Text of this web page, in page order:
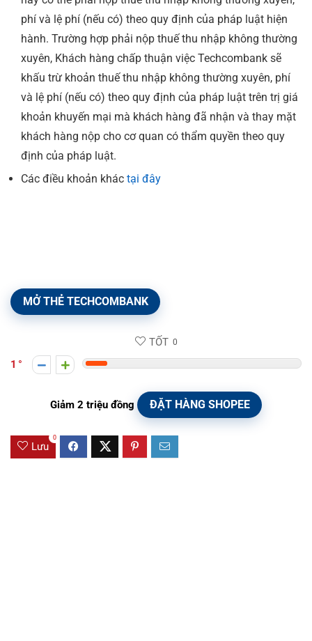
phí và lệ phí (nếu có) theo quy định của pháp luật hiện
hành. Trường hợp phải nộp thuế thu nhập không thường
xuyên, Khách hàng chấp thuận việc Techcombank sẽ
khấu trừ khoản thuế thu nhập không thường xuyên, phí
và lệ phí (nếu có) theo quy định của pháp luật trên trị giá
khoản khuyến mại mà khách hàng đã nhận và thay mặt
khách hàng nộp cho cơ quan có thẩm quyền theo quy
định của pháp luật.
Các điều khoản khác tại đây
MỞ THẺ TECHCOMBANK
TỐT 0
1
Giảm 2 triệu đồng ĐẶT HÀNG SHOPEE
Lưu
0